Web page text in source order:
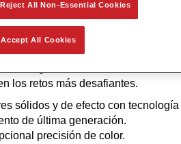
serie Standoblue ofrece los niveles
debe a que la competencia en el
altos estándares de calidad están
los retos más desafiantes.
sólidos y de efecto con tecnología
de última generación.
precisión de color.
Reject All Non-Essential Cookies
Accept All Cookies